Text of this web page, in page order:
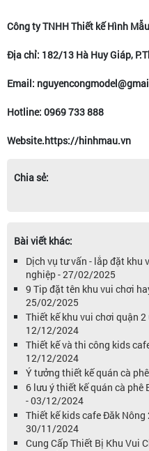
Công ty TNHH Thiết kế Hình Mẫu
Địa chỉ: 182/13 Hà Huy Giáp,
Email:
Hotline: 0969 733 888
Website.https://hinhmau.vn
Chia sẻ:
Bài viết khác:
Dịch vụ tư vấn - lắp đặt khu
nghiệp - 27/02/2025
9 Tip đặt tên khu vui chơi
25/02/2025
Thiết kế khu vui chơi quận
12/12/2024
Thiết kế và thi công kids
12/12/2024
Ý tưởng thiết kế quán cà
6 lưu ý thiết kế quán cà
- 03/12/2024
Thiết kế kids cafe Đăk
30/11/2024
Cung Cấp Thiết Bị Khu Vui